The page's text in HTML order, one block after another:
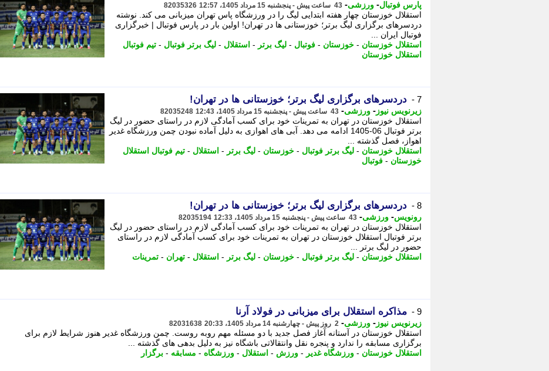
پارس فوتبال- ورزشی- 43 ساعت پیش - پنجشنبه 15 مرداد 1405، 12:57 82035326
استقلال خوزستان چهار هفته ابتدایی لیگ را در ورزشگاه پاس تهران میزبانی می کند. نوشته
دردسرهای برگزاری لیگ برتر؛ خوزستانی ها در تهران! اولین بار در پارس فوتبال | خبرگزاری
فوتبال ایران ...
استقلال خوزستان - خوزستان - فوتبال - لیگ برتر - استقلال - لیگ برتر فوتبال - تیم فوتبال
استقلال خوزستان
7 - دردسرهای برگزاری لیگ برتر؛ خوزستانی ها در تهران!
زیرنویس نیوز - ورزشی- 43 ساعت پیش - پنجشنبه 15 مرداد 1405، 12:43 82035248
استقلال خوزستان در تهران به تمرینات خود برای کسب آمادگی لازم در راستای حضور در لیگ
برتر فوتبال 06-1405 ادامه می دهد. آبی های اهوازی به دلیل آماده نبودن چمن ورزشگاه غدیر
اهواز، فصل گذشته ...
استقلال خوزستان - لیگ برتر فوتبال - خوزستان - لیگ برتر - استقلال - تیم فوتبال استقلال
خوزستان - فوتبال
8 - دردسرهای برگزاری لیگ برتر؛ خوزستانی ها در تهران!
رونویس- ورزشی- 43 ساعت پیش - پنجشنبه 15 مرداد 1405، 12:33 82035194
استقلال خوزستان در تهران به تمرینات خود برای کسب آمادگی لازم در راستای حضور در لیگ
برتر فوتبال استقلال خوزستان در تهران به تمرینات خود برای کسب آمادگی لازم در راستای
حضور در لیگ برتر ...
استقلال خوزستان - لیگ برتر فوتبال - خوزستان - لیگ برتر - استقلال - تهران - تمرینات
9 - مذاکره استقلال برای میزبانی در فولاد آرنا
زیرنویس نیوز - ورزشی- 2 روز پیش - چهارشنبه 14 مرداد 1405، 20:33 82031638
استقلال خوزستان در آستانه آغاز فصل جدید با دو مسئله مهم روبه روست. چمن ورزشگاه غدیر هنوز شرایط لازم برای
برگزاری مسابقه را ندارد و پنجره نقل وانتقالاتی باشگاه نیز به دلیل بدهی های گذشته ...
استقلال خوزستان - ورزشگاه غدیر - ورزش - استقلال - ورزشگاه - مسابقه - برگزار